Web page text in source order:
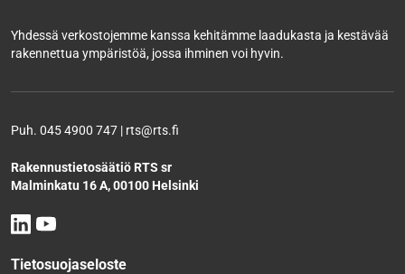
Yhdessä verkostojemme kanssa kehitämme laadukasta ja kestävää
rakennettua ympäristöä, jossa ihminen voi hyvin.
Puh. 045 4900 747 | rts@rts.fi
Rakennustietosäätiö RTS sr
Malminkatu 16 A, 00100 Helsinki
Tietosuojaseloste